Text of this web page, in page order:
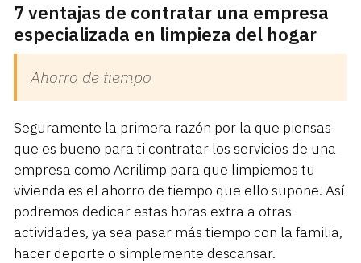
7 ventajas de contratar una empresa
especializada en limpieza del hogar
Ahorro de tiempo
Seguramente la primera razón por la que piensas
que es bueno para ti contratar los servicios de una
empresa como Acrilimp para que limpiemos tu
vivienda es el ahorro de tiempo que ello supone. Así
podremos dedicar estas horas extra a otras
actividades, ya sea pasar más tiempo con la familia,
hacer deporte o simplemente descansar.